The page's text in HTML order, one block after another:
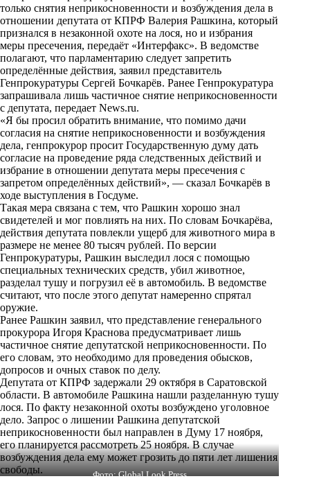
t
t
e
r
o
k
l
a
s
s
n
i
k
i
e
g
r
a
m
y
L
i
n
k
только снятия неприкосновенности и возбуждения дела в
отношении депутата от КПРФ Валерия Рашкина, который
признался в незаконной охоте на лося, но и избрания
меры пресечения, передаёт «Интерфакс». В ведомстве
полагают, что парламентарию следует запретить
определённые действия, заявил представитель
Генпрокуратуры Сергей Бочкарёв. Ранее Генпрокуратура
запрашивала лишь частичное снятие неприкосновенности
с депутата, передает News.ru.
«Я бы просил обратить внимание, что помимо дачи
согласия на снятие неприкосновенности и возбуждения
дела, генпрокурор просит Государственную думу дать
согласие на проведение ряда следственных действий и
избрание в отношении депутата меры пресечения с
запретом определённых действий», — сказал Бочкарёв в
ходе выступления в Госдуме.
Такая мера связана с тем, что Рашкин хорошо знал
свидетелей и мог повлиять на них. По словам Бочкарёва,
действия депутата повлекли ущерб для животного мира в
размере не менее 80 тысяч рублей. По версии
Генпрокуратуры, Рашкин выследил лося с помощью
специальных технических средств, убил животное,
разделал тушу и погрузил её в автомобиль. В ведомстве
считают, что после этого депутат намеренно спрятал
оружие.
Ранее Рашкин заявил, что представление генерального
прокурора Игоря Краснова предусматривает лишь
частичное снятие депутатской неприкосновенности. По
его словам, это необходимо для проведения обысков,
допросов и очных ставок по делу.
Депутата от КПРФ задержали 29 октября в Саратовской
области. В автомобиле Рашкина нашли разделанную тушу
лося. По факту незаконной охоты возбуждено уголовное
дело. Запрос о лишении Рашкина депутатской
неприкосновенности был направлен в Думу 17 ноября,
его планируется рассмотреть 25 ноября. В случае
возбуждения дела ему может грозить до пяти лет лишения
свободы.
Фото: Global Look Press